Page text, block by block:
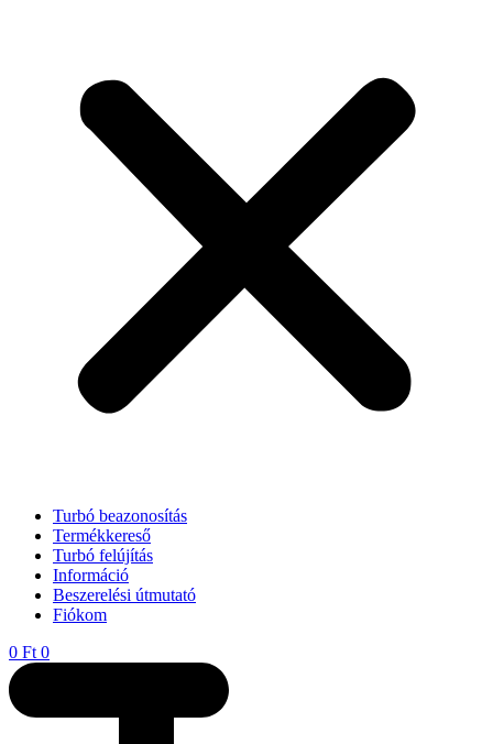
Turbó beazonosítás
Termékkereső
Turbó felújítás
Információ
Beszerelési útmutató
Fiókom
0 Ft 0